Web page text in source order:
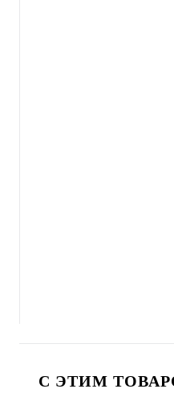
С ЭТИМ